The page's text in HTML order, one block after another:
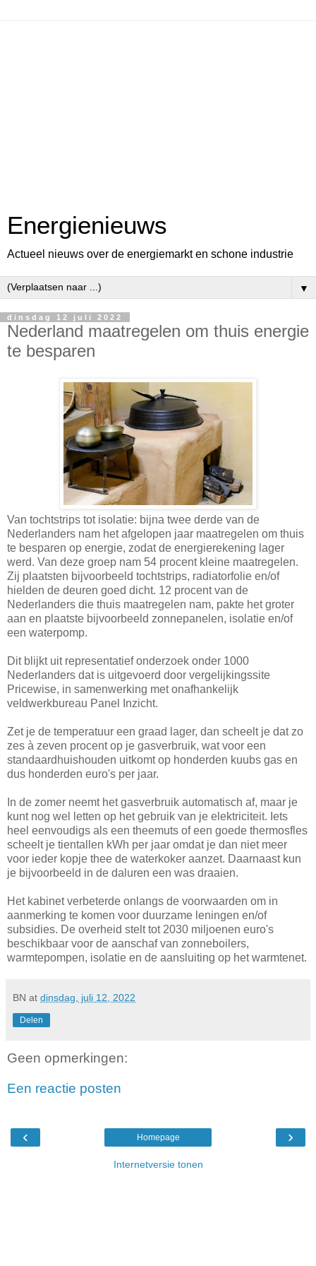
Energienieuws
Actueel nieuws over de energiemarkt en schone industrie
▼
dinsdag 12 juli 2022
Nederland maatregelen om thuis energie
te besparen
Van tochtstrips tot isolatie: bijna twee derde van de
Nederlanders nam het afgelopen jaar maatregelen om thuis
te besparen op energie, zodat de energierekening lager
werd. Van deze groep nam 54 procent kleine maatregelen.
Zij plaatsten bijvoorbeeld tochtstrips, radiatorfolie en/of
hielden de deuren goed dicht. 12 procent van de
Nederlanders die thuis maatregelen nam, pakte het groter
aan en plaatste bijvoorbeeld zonnepanelen, isolatie en/of
een waterpomp.
Dit blijkt uit representatief onderzoek onder 1000
Nederlanders dat is uitgevoerd door vergelijkingssite
Pricewise, in samenwerking met onafhankelijk
veldwerkbureau Panel Inzicht.
Zet je de temperatuur een graad lager, dan scheelt je dat zo
zes à zeven procent op je gasverbruik, wat voor een
standaardhuishouden uitkomt op honderden kuubs gas en
dus honderden euro's per jaar.
In de zomer neemt het gasverbruik automatisch af, maar je
kunt nog wel letten op het gebruik van je elektriciteit. Iets
heel eenvoudigs als een theemuts of een goede thermosfles
scheelt je tientallen kWh per jaar omdat je dan niet meer
voor ieder kopje thee de waterkoker aanzet. Daarnaast kun
je bijvoorbeeld in de daluren een was draaien.
Het kabinet verbeterde onlangs de voorwaarden om in
aanmerking te komen voor duurzame leningen en/of
subsidies. De overheid stelt tot 2030 miljoenen euro's
beschikbaar voor de aanschaf van zonneboilers,
warmtepompen, isolatie en de aansluiting op het warmtenet.
BN at dinsdag, juli 12, 2022
Delen
Geen opmerkingen:
Een reactie posten
‹ ›
Homepage
Internetversie tonen